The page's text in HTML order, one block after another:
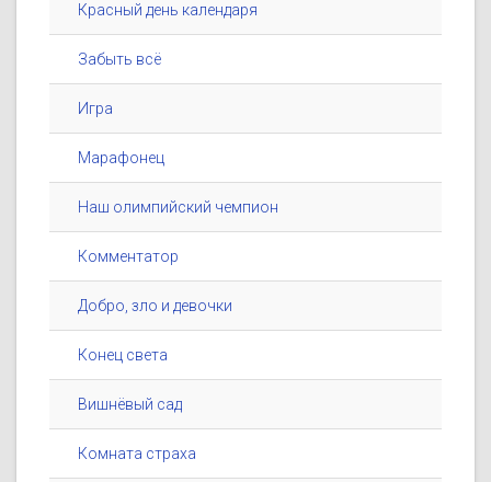
Красный день календаря
Забыть всё
Игра
Марафонец
Наш олимпийский чемпион
Комментатор
Добро, зло и девочки
Конец света
Вишнёвый сад
Комната страха